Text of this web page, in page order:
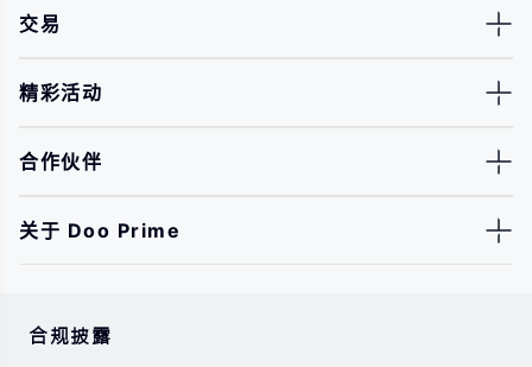
交易
精彩活动
合作伙伴
关于 Doo Prime
合规披露